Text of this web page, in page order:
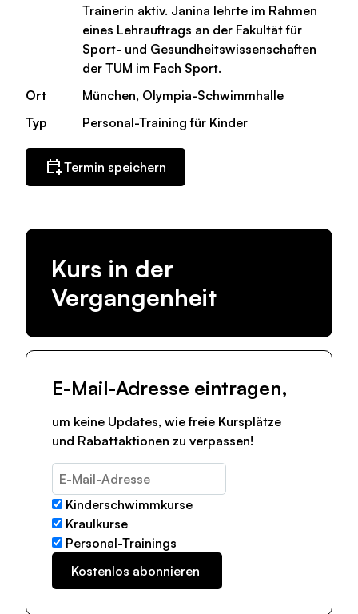
Trainerin aktiv. Janina lehrte im Rahmen
eines Lehrauftrags an der Fakultät für
Sport- und Gesundheitswissenschaften
der TUM im Fach Sport.
Ort
München, Olympia-Schwimmhalle
Typ
Personal-Training für Kinder
Termin speichern
Kurs in der
Vergangenheit
E-Mail-Adresse eintragen,
um keine Updates, wie freie Kursplätze
und Rabattaktionen zu verpassen!
Kinderschwimmkurse
Kraulkurse
Personal-Trainings